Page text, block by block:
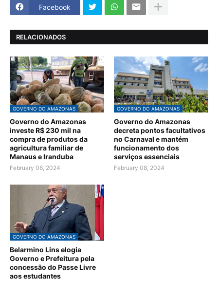
Facebook
RELACIONADOS
GOVERNO DO AMAZONAS
Governo do Amazonas
investe R$ 230 mil na
compra de produtos da
agricultura familiar de
Manaus e Iranduba
February 08, 2024
GOVERNO DO AMAZONAS
Governo do Amazonas
decreta pontos facultativos
no Carnaval e mantém
funcionamento dos
serviços essenciais
February 08, 2024
GOVERNO DO AMAZONAS
Belarmino Lins elogia
Governo e Prefeitura pela
concessão do Passe Livre
aos estudantes